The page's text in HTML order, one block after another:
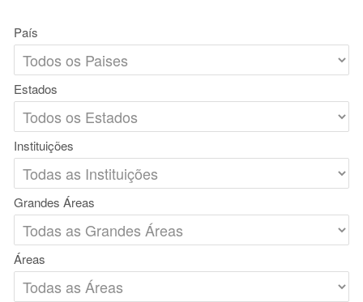
País
Estados
Instituições
Grandes Áreas
Áreas